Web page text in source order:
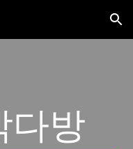
Skip to navigation
다방